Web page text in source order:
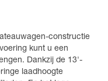
constructie
kunt u een
Dankzij de 13'-
laadhoogte